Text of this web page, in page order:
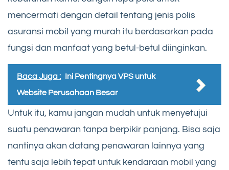
mencermati dengan detail tentang jenis polis
asuransi mobil yang murah itu berdasarkan pada
fungsi dan manfaat yang betul-betul diinginkan.
Baca Juga : Ini Pentingnya VPS untuk
Website Perusahaan Besar
Untuk itu, kamu jangan mudah untuk menyetujui
suatu penawaran tanpa berpikir panjang. Bisa saja
nantinya akan datang penawaran lainnya yang
tentu saja lebih tepat untuk kendaraan mobil yang